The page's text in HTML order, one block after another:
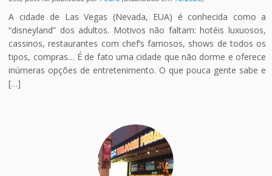
A cidade de Las Vegas (Nevada, EUA) é conhecida como a
“disneyland” dos adultos. Motivos não faltam: hotéis luxuosos,
cassinos, restaurantes com chef’s famosos, shows de todos os
tipos, compras… É de fato uma cidade que não dorme e oferece
inúmeras opções de entretenimento. O que pouca gente sabe e
[…]